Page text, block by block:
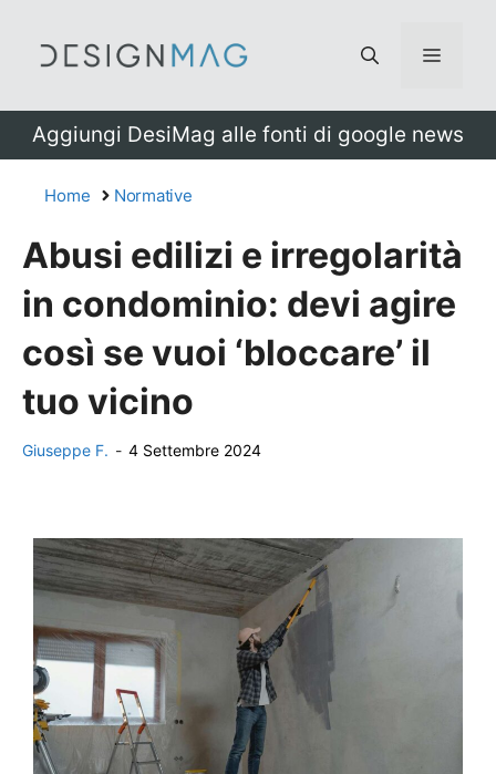
Menu
Aggiungi DesiMag alle fonti di google news
Home Normative
Abusi edilizi e irregolarità
in condominio: devi agire
così se vuoi ‘bloccare’ il
tuo vicino
Giuseppe F. - 4 Settembre 2024